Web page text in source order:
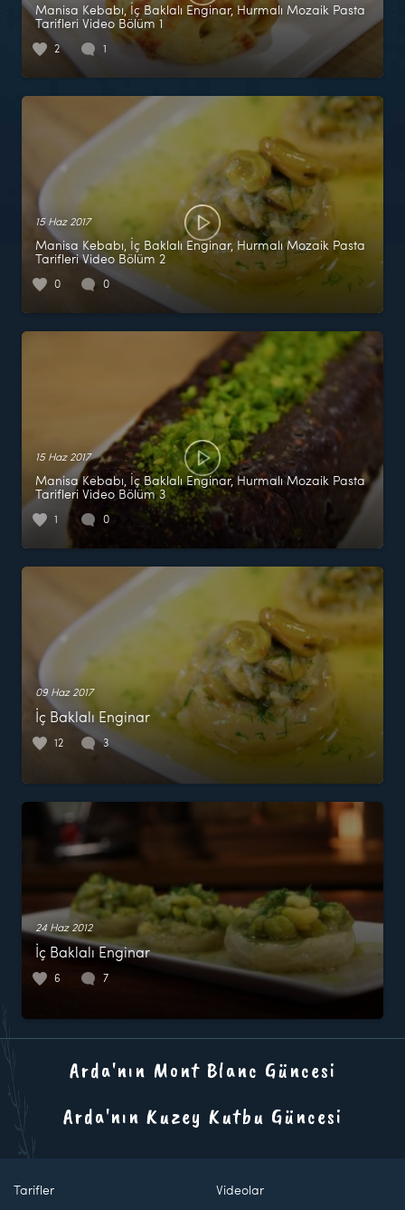
Manisa Kebabı, İç Baklalı Enginar, Hurmalı Mozaik Pasta
Tarifleri Video Bölüm 1
2 1
15 Haz 2017
Manisa Kebabı, İç Baklalı Enginar, Hurmalı Mozaik Pasta
Tarifleri Video Bölüm 2
0 0
15 Haz 2017
Manisa Kebabı, İç Baklalı Enginar, Hurmalı Mozaik Pasta
Tarifleri Video Bölüm 3
1 0
09 Haz 2017
İç Baklalı Enginar
12 3
24 Haz 2012
İç Baklalı Enginar
6 7
Arda'nın Mont Blanc Güncesi
Arda'nın Kuzey Kutbu Güncesi
Tarifler Videolar